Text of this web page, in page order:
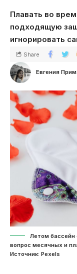
Плавать во
подходящую
игнорировать
Евгения
Share
Летом
вопрос месячных и
Источник: Pexels